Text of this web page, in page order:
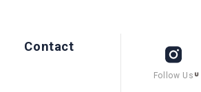
Contact
Follow Us